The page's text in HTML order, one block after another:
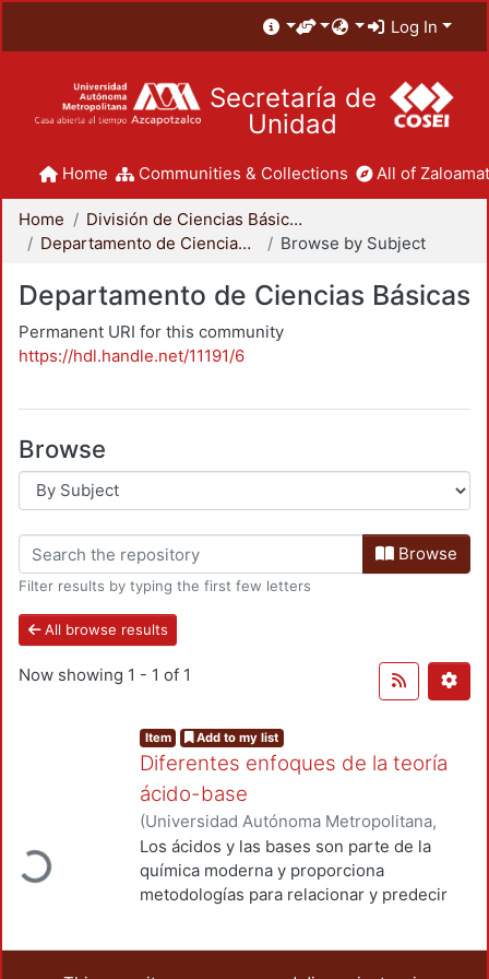
Log In
Secretaría de
Unidad
Home Communities & Collections All of
Home
División de Ciencias Básicas e Ingeniería
Departamento de Ciencias Básicas
Browse by Subject
Departamento de Ciencias Básicas
Permanent URI for this community
https://hdl.handle.net/11191/6
Browse
Browse
Filter results by typing the first few letters
All browse results
Now showing 1 - 1 of 1
Item Add to my list
Diferentes enfoques de la teoría
ácido-base
(Universidad Autónoma Metropolitana,
Unidad Azcapotzalco, División de Ciencias
Básicas e Ingeniería, Departamento de
Ciencias Básicas, Área de química,2000
Los ácidos y las bases son parte de la
química moderna y proporciona
metodologías para relacionar y predecir